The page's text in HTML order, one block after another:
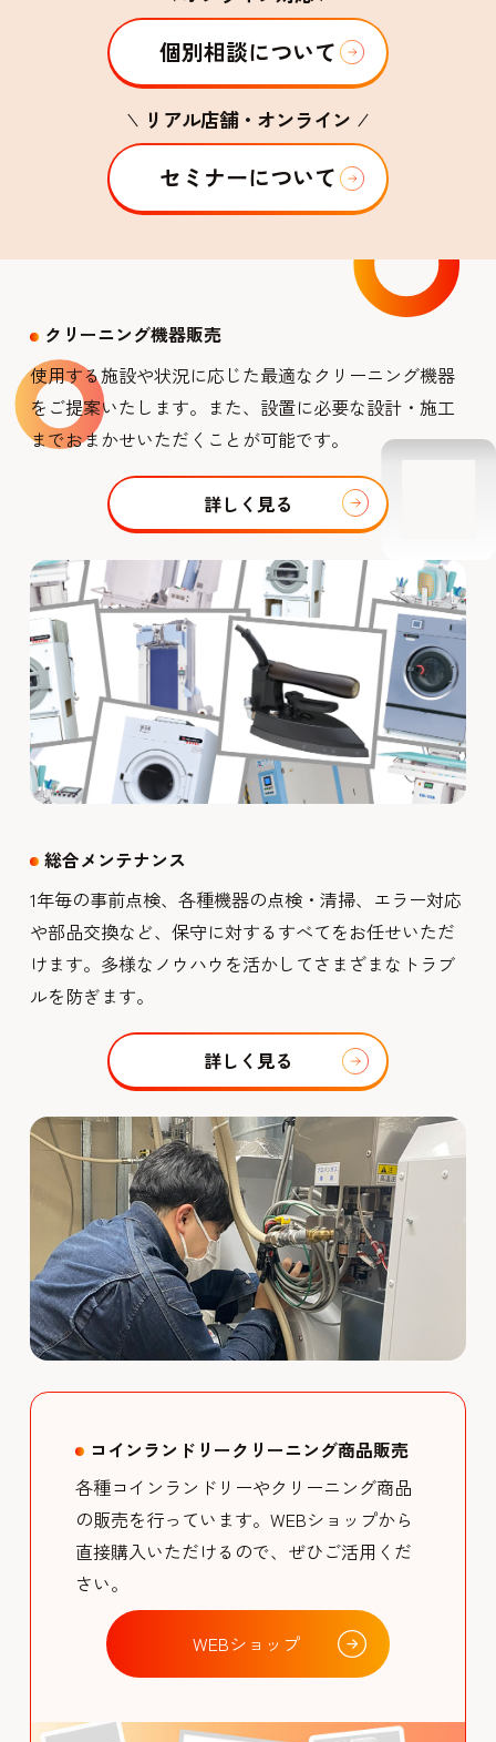
個別相談について
リアル店舗・オンライン
セミナーについて
クリーニング機器販売
使用する施設や状況に応じた最適なクリーニング機器
をご提案いたします。また、設置に必要な設計・施工
までおまかせいただくことが可能です。
詳しく見る
総合メンテナンス
1年毎の事前点検、各種機器の点検・清掃、エラー対応
や部品交換など、保守に対するすべてをお任せいただ
けます。多様なノウハウを活かしてさまざまなトラブ
ルを防ぎます。
詳しく見る
コインランドリークリーニング商品販売
各種コインランドリーやクリーニング商品
の販売を行っています。WEBショップから
直接購入いただけるので、ぜひご活用くだ
さい。
WEBショップ